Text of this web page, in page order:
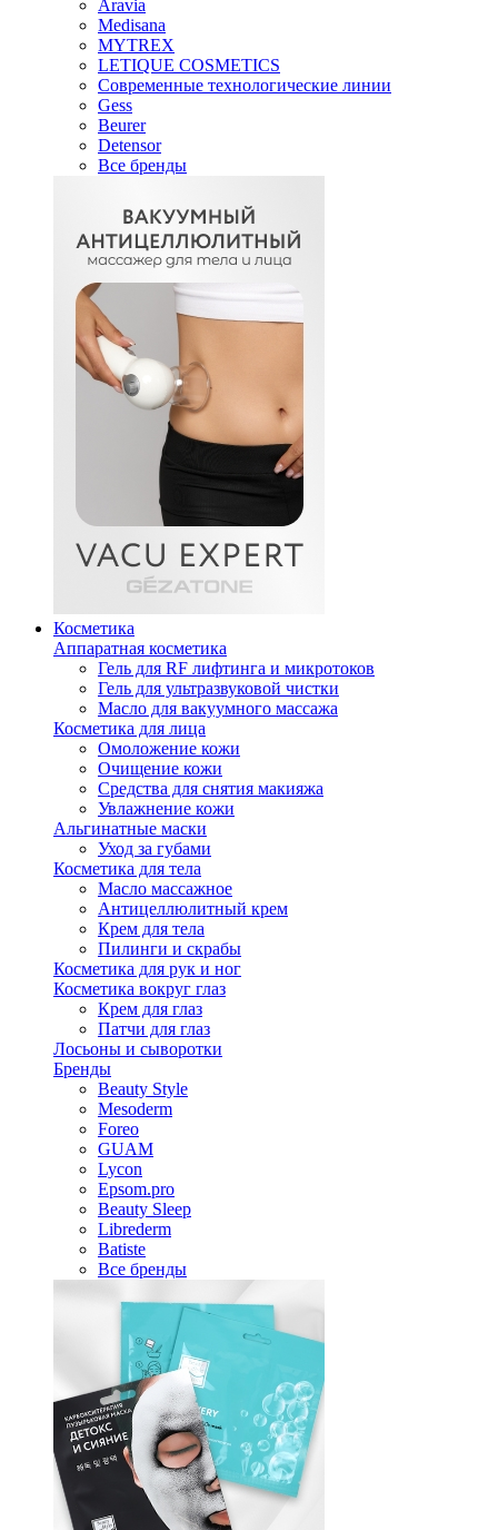
Aravia
Medisana
MYTREX
LETIQUE COSMETICS
Современные технологические линии
Gess
Beurer
Detensor
Все бренды
Косметика
Аппаратная косметика
Гель для RF лифтинга и микротоков
Гель для ультразвуковой чистки
Масло для вакуумного массажа
Косметика для лица
Омоложение кожи
Очищение кожи
Средства для снятия макияжа
Увлажнение кожи
Альгинатные маски
Уход за губами
Косметика для тела
Масло массажное
Антицеллюлитный крем
Крем для тела
Пилинги и скрабы
Косметика для рук и ног
Косметика вокруг глаз
Крем для глаз
Патчи для глаз
Лосьоны и сыворотки
Бренды
Beauty Style
Mesoderm
Foreo
GUAM
Lycon
Epsom.pro
Beauty Sleep
Librederm
Batiste
Все бренды